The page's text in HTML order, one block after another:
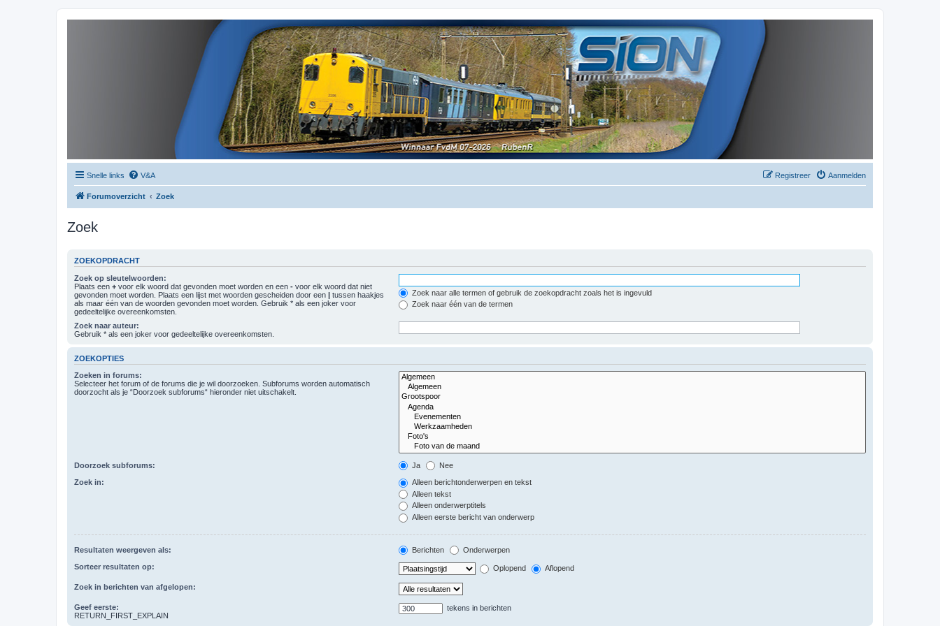
Snelle links V&A Aanmelden
Registreer
Forumoverzicht Zoek
Zoek
ZOEKOPDRACHT
Zoek op sleutelwoorden:
Plaats een + voor elk woord dat gevonden moet worden en een - voor elk woord dat niet
gevonden moet worden. Plaats een lijst met woorden gescheiden door een | tussen haakjes
als maar één van de woorden gevonden moet worden. Gebruik * als een joker voor
gedeeltelijke overeenkomsten.
Zoek naar alle termen of gebruik de zoekopdracht zoals het is ingevuld
Zoek naar één van de termen
Zoek naar auteur:
Gebruik * als een joker voor gedeeltelijke overeenkomsten.
ZOEKOPTIES
Zoeken in forums:
Selecteer het forum of de forums die je wil doorzoeken. Subforums worden automatisch
doorzocht als je “Doorzoek subforums“ hieronder niet uitschakelt.
Doorzoek subforums: Ja Nee
Zoek in:
Alleen berichtonderwerpen en tekst
Alleen tekst
Alleen onderwerptitels
Alleen eerste bericht van onderwerp
Resultaten weergeven als: Berichten Onderwerpen
Sorteer resultaten op: Oplopend Aflopend
Zoek in berichten van afgelopen:
Geef eerste:
RETURN_FIRST_EXPLAIN
tekens in berichten